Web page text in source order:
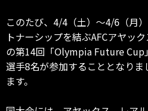
このたび、4/4（土）～4/6（月
トナーシップを結ぶAFCアヤッ
の第14回「Olympia Future Cup
選手8名が参加することとなり
ます。